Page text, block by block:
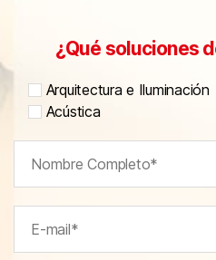
¿Qué soluciones
Arquitectura e Iluminación
Acústica